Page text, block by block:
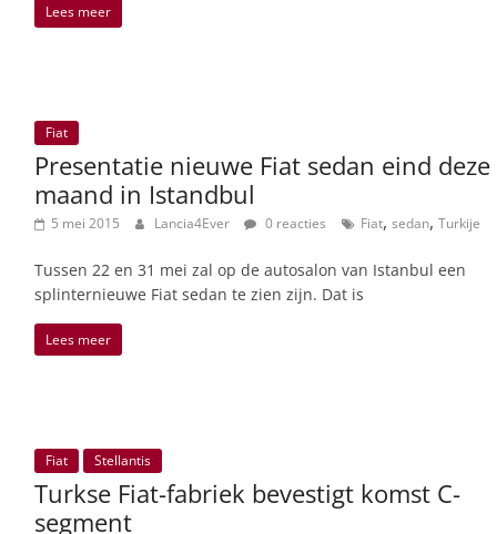
Lees meer
Fiat
Presentatie nieuwe Fiat sedan eind deze
maand in Istandbul
5 mei 2015 Lancia4Ever 0 reacties Fiat, sedan, Turkije
Tussen 22 en 31 mei zal op de autosalon van Istanbul een
splinternieuwe Fiat sedan te zien zijn. Dat is
Lees meer
Fiat Stellantis
Turkse Fiat-fabriek bevestigt komst C-
segment